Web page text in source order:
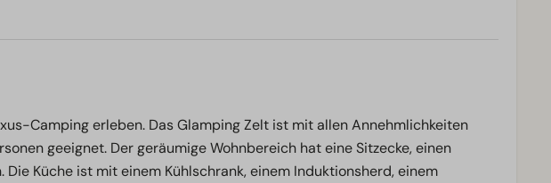
Camping erleben. Das Glamping Zelt ist mit allen Annehmlichkeiten
geeignet. Der geräumige Wohnbereich hat eine Sitzecke, einen
Die Küche ist mit einem Kühlschrank, einem Induktionsherd, einem